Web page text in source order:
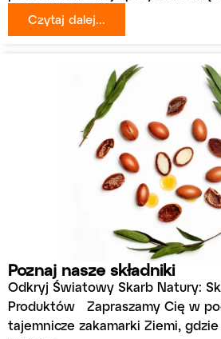
Czytaj dalej...
Poznaj nasze składniki
Odkryj Światowy Skarb Natury:
Produktów Zapraszamy Cię w
tajemnicze zakamarki Ziemi,